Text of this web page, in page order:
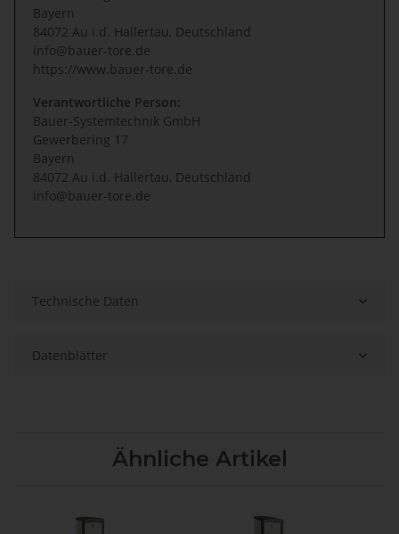
Bayern
84072 Au i.d. Hallertau, Deutschland
info@bauer-tore.de
https://www.bauer-tore.de
Verantwortliche Person:
Bauer-Systemtechnik GmbH
Gewerbering 17
Bayern
84072 Au i.d. Hallertau, Deutschland
info@bauer-tore.de
Technische Daten
Datenblätter
Ähnliche Artikel